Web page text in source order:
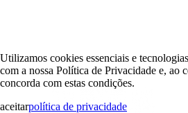
Utilizamos cookies essenciais e
com a nossa Política de Privacidade e, ao
concorda com estas condições.
aceitarpolítica de privacidade